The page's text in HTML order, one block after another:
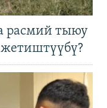
расмий тыюу
жетиштүүбү?